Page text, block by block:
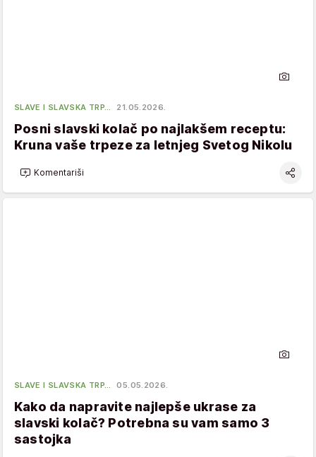
SLAVE I SLAVSKA TRP… 21.05.2026.
Posni slavski kolač po najlakšem receptu:
Kruna vaše trpeze za letnjeg Svetog Nikolu
Komentariši
SLAVE I SLAVSKA TRP… 05.05.2026.
Kako da napravite najlepše ukrase za
slavski kolač? Potrebna su vam samo 3
sastojka